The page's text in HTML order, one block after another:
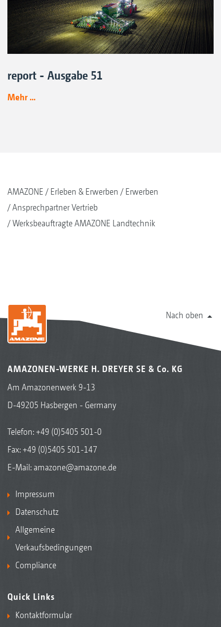
report - Ausgabe 51
Mehr ...
AMAZONE Erleben & Erwerben
Erwerben
Ansprechpartner Vertrieb
Werksbeauftragte AMAZONE Landtechnik
Nach oben
AMAZONEN-WERKE H. DREYER SE & Co. KG
Am Amazonenwerk 9-13
D-49205 Hasbergen - Germany
Telefon:+49 (0)5405 501-0
Fax: +49 (0)5405 501-147
E-Mail: amazone@amazone.de
Impressum
Datenschutz
Allgemeine
Verkaufsbedingungen
Compliance
Quick Links
Kontaktformular